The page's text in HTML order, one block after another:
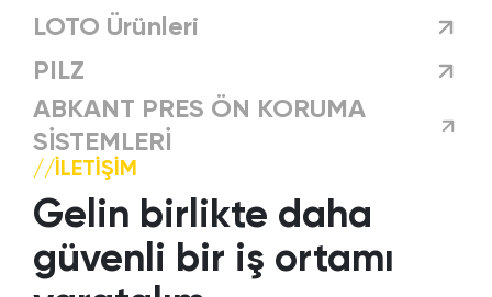
LOTO Ürünleri
PILZ
ABKANT PRES ÖN KORUMA
SİSTEMLERİ
//İLETIŞIM
Gelin birlikte daha
güvenli bir iş ortamı